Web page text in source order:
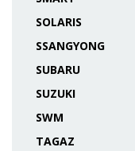
SOLARIS
SSANGYONG
SUBARU
SUZUKI
SWM
TAGAZ